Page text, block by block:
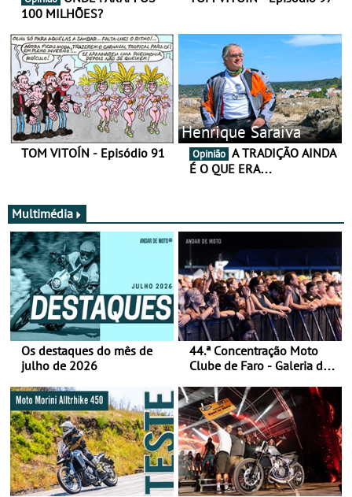
100 MILHÕES?
TOM VITOÍN - Episódio 91
Henrique Saraiva
Opinião
É O QUE ERA…
Multimédia
Os destaques do mês de
julho de 2026
44.ª Concentração Moto
Clube de Faro - Galeria de